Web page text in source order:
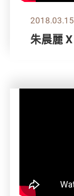
2018.03.15
朱晨麗